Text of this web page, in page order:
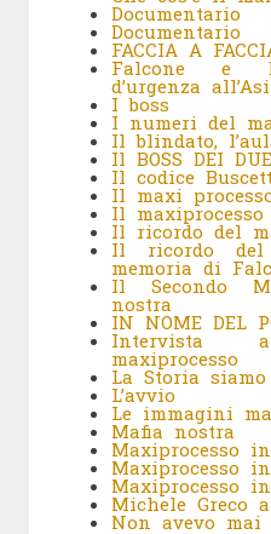
Documentario
Documentario
FACCIA A
Falcone e
d’urgenza
I boss
I numeri del
Il blindato,
Il BOSS DEI
Il codice
Il maxi
Il
Il ricordo del
Il ricordo del
memoria di
Il Secondo
nostra
IN NOME DEL
Intervista
maxiprocesso
La Storia
L’avvio
Le immagini
Mafia nostra
Maxiprocesso
Maxiprocesso
Maxiprocesso
Michele Greco
Non avevo mai